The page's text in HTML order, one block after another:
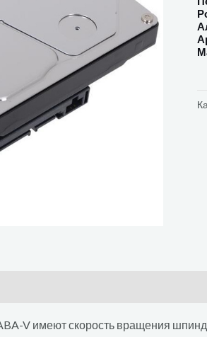
V имеют скорость вращения